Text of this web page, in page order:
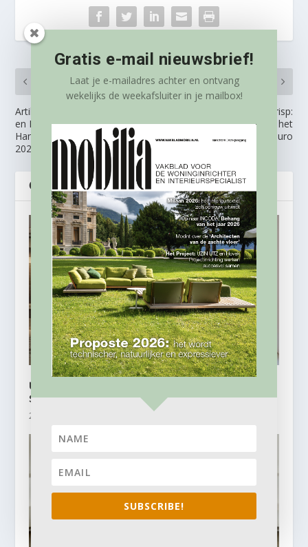
Artikel uit magazine: ‘Design
en Duurzaamheid Hand in
Hand: Highlights van IMM
2024’
VOLGENDE
Nieuw initiatief BNS Crisp:
kennis delen met het
Creatief Sprekersburo
GERELATEERDE BERICHTEN
Uitbreiding MAMOUNIA berbertapijtcollectie van
SAHRAI MILANO
26 mei, 2026
Gratis e-mail nieuwsbrief!
Laat je e-mailadres achter en ontvang
wekelijks de weekafsluiter in je mailbox!
SUBSCRIBE!